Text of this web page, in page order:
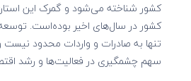
کشور در سال‌های اخیر بوده‌است.
تنها به صادرات و واردات محدود نیست
سهم چشمگیری در فعالیت‌ها و رشد